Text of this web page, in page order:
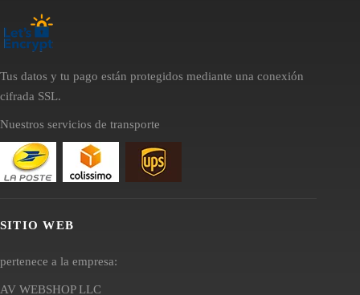
Tus datos y tu pago están protegidos mediante una conexión
cifrada SSL.
Nuestros servicios de transporte
SITIO WEB
pertenece a la empresa:
AV WEBSHOP LLC